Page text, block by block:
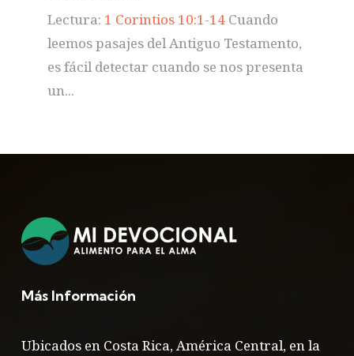
Lectura: 1 Corintios 10:1-14Cuando
leemos pasajes del Antiguo Testamento,
es fácil detectar cuando se nos presenta
un...
Más Información
Ubicados en Costa Rica, América Central, en la